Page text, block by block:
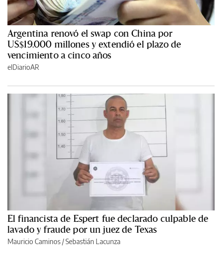
Argentina renovó el swap con China por
US$19.000 millones y extendió el plazo de
vencimiento a cinco años
elDiarioAR
El financista de Espert fue declarado culpable de
lavado y fraude por un juez de Texas
Mauricio Caminos /Sebastián Lacunza